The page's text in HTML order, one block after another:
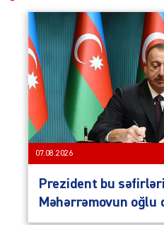
07.08.2026
Prezident bu
Məhərrəmovun oğlu